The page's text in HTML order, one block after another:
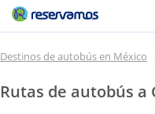
Destinos de autobús en México
Rutas de autobús a